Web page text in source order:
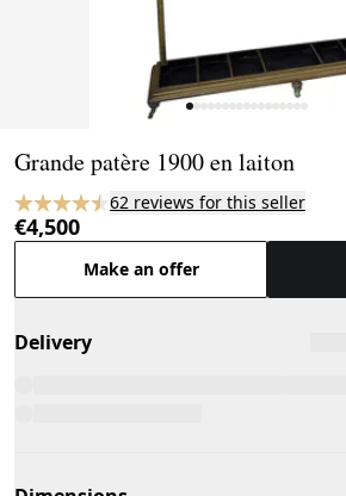
Grande patère 1900 en laiton
62 reviews for this seller
€4,500
Make an offer
Delivery